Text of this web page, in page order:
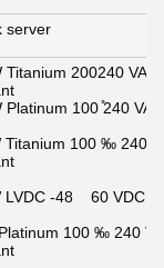
server
Titanium 200­240
Platinum 100 ̊240
Titanium 100 ‰ 240
LVDC -48    60 VDC,
100 ‰ 240